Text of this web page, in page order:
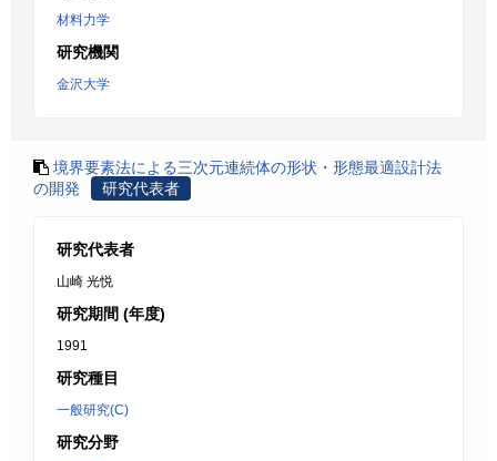
材料力学
研究機関
金沢大学
境界要素法による三次元連続体の形状・形態最適設計法
の開発
研究代表者
研究代表者
山崎 光悦
研究期間 (年度)
1991
研究種目
一般研究(C)
研究分野